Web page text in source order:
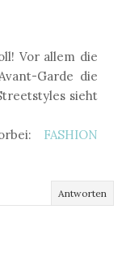
Vor allem die
Garde die
sieht
FASHION
Antworten